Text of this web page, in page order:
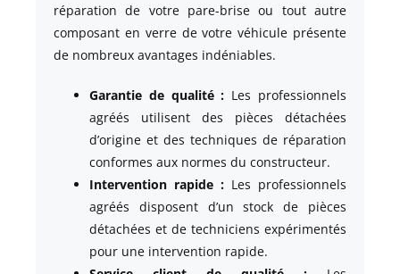
réparation de votre pare-brise ou tout autre
composant en verre de votre véhicule présente
de nombreux avantages indéniables.
Garantie de qualité : Les professionnels
agréés utilisent des pièces détachées
d’origine et des techniques de réparation
conformes aux normes du constructeur.
Intervention rapide : Les professionnels
agréés disposent d’un stock de pièces
détachées et de techniciens expérimentés
pour une intervention rapide.